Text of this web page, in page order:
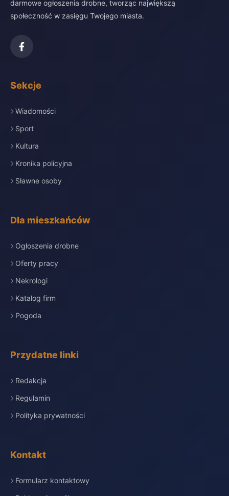
darmowe ogłoszenia drobne, tworząc największą
społeczność w zasięgu Twojego miasta.
Sekcje
Wiadomości
Sport
Kultura
Kronika policyjna
Sławne osoby
Dla mieszkańców
Ogłoszenia drobne
Oferty pracy
Nekrologi
Katalog firm
Pogoda
Przydatne linki
Redakcja
Regulamin
Polityka prywatności
Kontakt
Formularz kontaktowy